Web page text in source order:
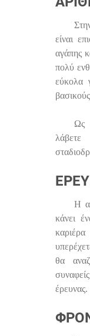
είναι
αγάπης
πολύ
εύκολα
Ως
Η
κάνει
θα
έρευνας.